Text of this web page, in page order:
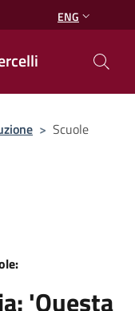
ENG
> Scuole
'Questa